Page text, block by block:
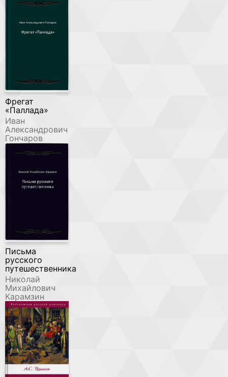
Фрегат
«Паллада»
Иван
Александрович
Гончаров
Письма
русского
путешественника
Николай
Михайлович
Карамзин